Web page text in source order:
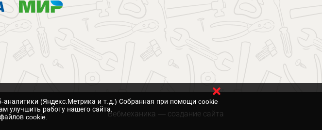
Вебмеханика — создание сайта
аналитики (Яндекс.Метрика и т.д.) Собранная при помощи cookie
улучшить работу нашего сайта.
cookie.